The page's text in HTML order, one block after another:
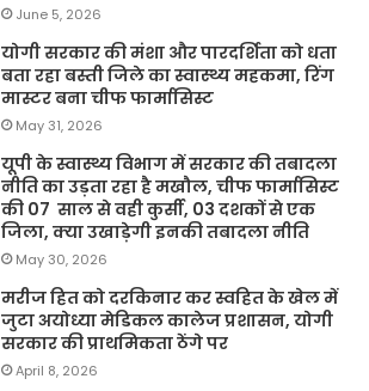
June 5, 2026
योगी सरकार की मंशा और पारदर्शिता को धता
बता रहा बस्ती जिले का स्वास्थ्य महकमा, रिंग
मास्टर बना चीफ फार्मासिस्ट
May 31, 2026
यूपी के स्वास्थ्य विभाग में सरकार की तबादला
नीति का उड़ता रहा है मखौल, चीफ फार्मासिस्ट
की 07 साल से वही कुर्सी, 03 दशकों से एक
जिला, क्या उखाड़ेगी इनकी तबादला नीति
May 30, 2026
मरीज हित को दरकिनार कर स्वहित के खेल में
जुटा अयोध्या मेडिकल कालेज प्रशासन, योगी
सरकार की प्राथमिकता ठेंगे पर
April 8, 2026